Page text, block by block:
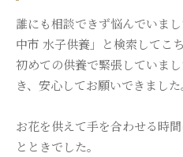
誰にも相談できず悩んでいま
中市 水子供養」と検索してこ
初めての供養で緊張していま
き、安心してお願いできました
お花を供えて手を合わせる時
とときでした。